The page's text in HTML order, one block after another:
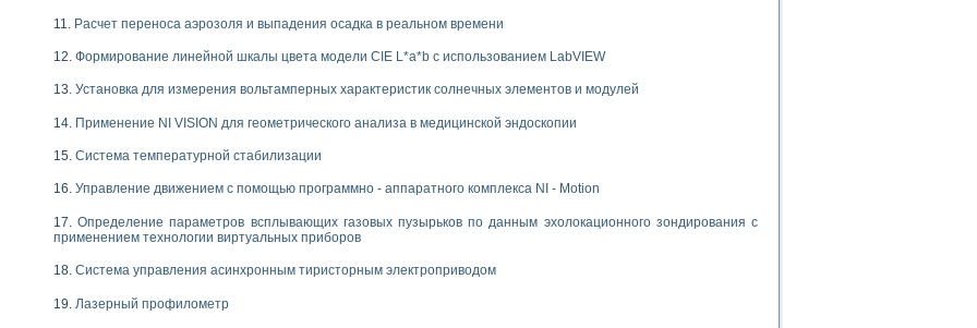
Расчет переноса аэрозоля и выпадения осадка в реальном времени
Формирование линейной шкалы цвета модели CIE L*a*b с использованием LabVIEW
Установка для измерения вольтамперных характеристик солнечных элементов и модулей
Применение NI VISION для геометрического анализа в медицинской эндоскопии
Система температурной стабилизации
Управление движением с помощью программно - аппаратного комплекса NI - Motion
Определение параметров всплывающих газовых пузырьков по данным эхолокационного зондирования с
применением технологии виртуальных приборов
Система управления асинхронным тиристорным электроприводом
Лазерный профилометр